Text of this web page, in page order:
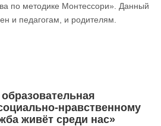
по методике Монтессори». Данный
и педагогам, и родителям.
нравственному
живёт среди нас»